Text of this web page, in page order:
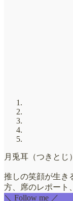
月兎耳（つきとじ）
推しの笑顔が生き
方、席のレポート
＼ Follow me ／